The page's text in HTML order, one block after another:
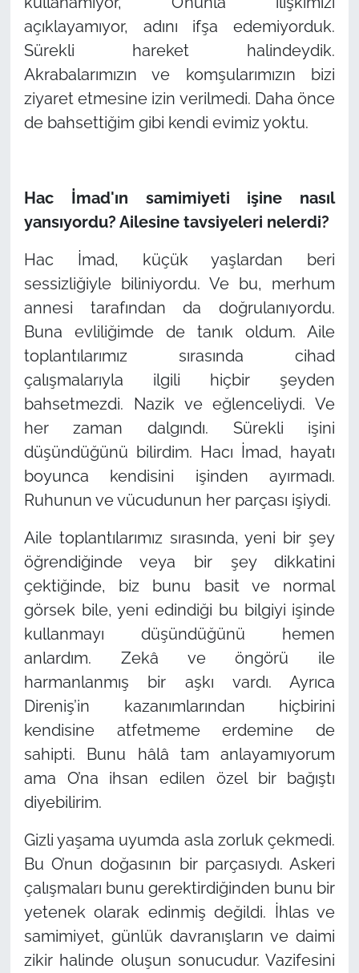
açıklayamıyor, adını ifşa edemiyorduk.
Sürekli hareket halindeydik.
Akrabalarımızın ve komşularımızın bizi
ziyaret etmesine izin verilmedi. Daha önce
de bahsettiğim gibi kendi evimiz yoktu.
Hac İmad'ın samimiyeti işine nasıl
yansıyordu? Ailesine tavsiyeleri nelerdi?
Hac İmad, küçük yaşlardan beri
sessizliğiyle biliniyordu. Ve bu, merhum
annesi tarafından da doğrulanıyordu.
Buna evliliğimde de tanık oldum. Aile
toplantılarımız sırasında cihad
çalışmalarıyla ilgili hiçbir şeyden
bahsetmezdi. Nazik ve eğlenceliydi. Ve
her zaman dalgındı. Sürekli işini
düşündüğünü bilirdim. Hacı İmad, hayatı
boyunca kendisini işinden ayırmadı.
Ruhunun ve vücudunun her parçası işiydi.
Aile toplantılarımız sırasında, yeni bir şey
öğrendiğinde veya bir şey dikkatini
çektiğinde, biz bunu basit ve normal
görsek bile, yeni edindiği bu bilgiyi işinde
kullanmayı düşündüğünü hemen
anlardım. Zekâ ve öngörü ile
harmanlanmış bir aşkı vardı. Ayrıca
Direniş’in kazanımlarından hiçbirini
kendisine atfetmeme erdemine de
sahipti. Bunu hâlâ tam anlayamıyorum
ama O’na ihsan edilen özel bir bağıştı
diyebilirim.
Gizli yaşama uyumda asla zorluk çekmedi.
Bu O’nun doğasının bir parçasıydı. Askeri
çalışmaları bunu gerektirdiğinden bunu bir
yetenek olarak edinmiş değildi. İhlas ve
samimiyet, günlük davranışların ve daimi
zikir halinde oluşun sonucudur. Vazifesini